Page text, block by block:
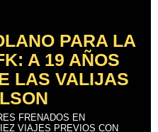
PARA LA
A 19 AÑOS
LAS VALIJAS
FRENADOS EN
VIAJES PREVIOS CON